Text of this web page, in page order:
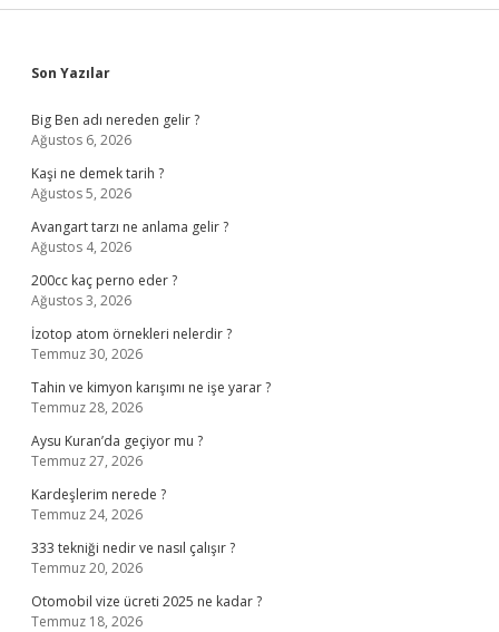
Sidebar
Son Yazılar
Big Ben adı nereden gelir ?
Ağustos 6, 2026
Kaşi ne demek tarih ?
Ağustos 5, 2026
Avangart tarzı ne anlama gelir ?
Ağustos 4, 2026
200cc kaç perno eder ?
Ağustos 3, 2026
İzotop atom örnekleri nelerdir ?
Temmuz 30, 2026
Tahin ve kimyon karışımı ne işe yarar ?
Temmuz 28, 2026
Aysu Kuran’da geçiyor mu ?
Temmuz 27, 2026
Kardeşlerim nerede ?
Temmuz 24, 2026
333 tekniği nedir ve nasıl çalışır ?
Temmuz 20, 2026
Otomobil vize ücreti 2025 ne kadar ?
Temmuz 18, 2026